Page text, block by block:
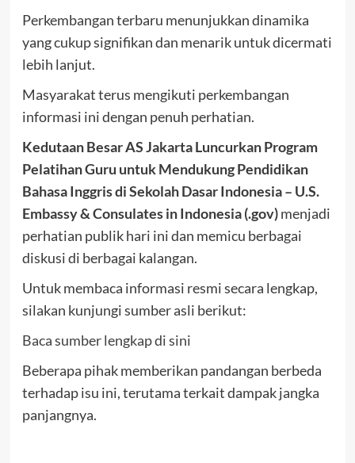
Perkembangan terbaru menunjukkan dinamika
yang cukup signifikan dan menarik untuk dicermati
lebih lanjut.
Masyarakat terus mengikuti perkembangan
informasi ini dengan penuh perhatian.
Kedutaan Besar AS Jakarta Luncurkan Program
Pelatihan Guru untuk Mendukung Pendidikan
Bahasa Inggris di Sekolah Dasar Indonesia – U.S.
Embassy & Consulates in Indonesia (.gov)menjadi
perhatian publik hari ini dan memicu berbagai
diskusi di berbagai kalangan.
Untuk membaca informasi resmi secara lengkap,
silakan kunjungi sumber asli berikut:
Baca sumber lengkap di sini
Beberapa pihak memberikan pandangan berbeda
terhadap isu ini, terutama terkait dampak jangka
panjangnya.